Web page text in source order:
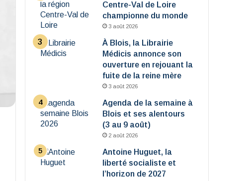
Centre-Val de Loire
championne du monde
3 août 2026
À Blois, la Librairie
Médicis annonce son
ouverture en rejouant la
fuite de la reine mère
3 août 2026
Agenda de la semaine à
Blois et ses alentours
(3 au 9 août)
2 août 2026
Antoine Huguet, la
liberté socialiste et
l’horizon de 2027